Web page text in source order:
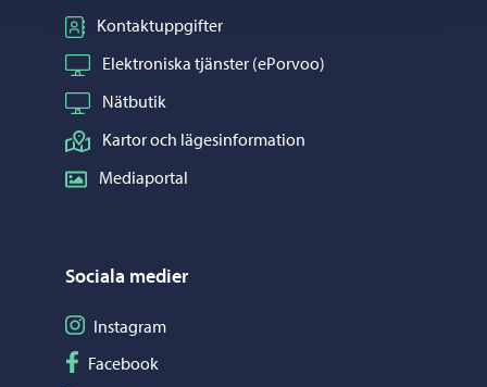
Kontaktuppgifter
Elektroniska tjänster (ePorvoo)
Nätbutik
Kartor och lägesinformation
Mediaportal
Sociala medier
Följ på Instagram
Instagram
Följ på Facebook
Facebook